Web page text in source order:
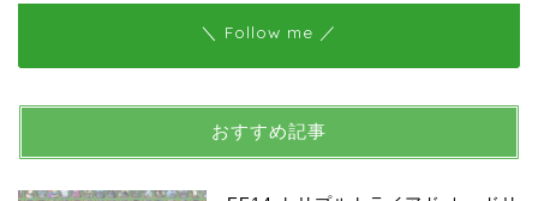
＼ Follow me ／
おすすめ記事